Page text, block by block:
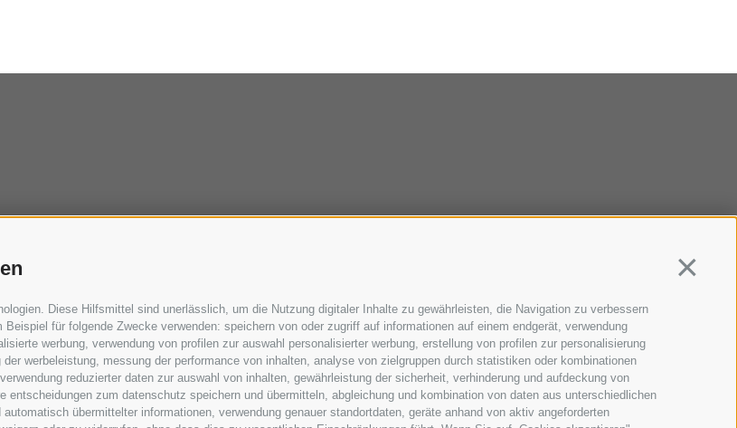
Diese Hilfsmittel sind unerlässlich, um die Nutzung digitaler Inhalte zu gewährleisten, die Navigation zu verbessern
für folgende Zwecke verwenden: speichern von oder zugriff auf informationen auf einem endgerät, verwendung
werbung, verwendung von profilen zur auswahl personalisierter werbung, erstellung von profilen zur personalisierung
werbeleistung, messung der performance von inhalten, analyse von zielgruppen durch statistiken oder kombinationen
reduzierter daten zur auswahl von inhalten, gewährleistung der sicherheit, verhinderung und aufdeckung von
entscheidungen zum datenschutz speichern und übermitteln, abgleichung und kombination von daten aus unterschiedlichen
übermittelter informationen, verwendung genauer standortdaten, geräte anhand von aktiv angeforderten